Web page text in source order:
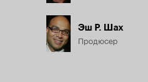
Эш Р. Шах
Продюсер